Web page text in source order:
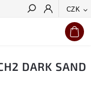
CZK
Hledat
DARK SAND